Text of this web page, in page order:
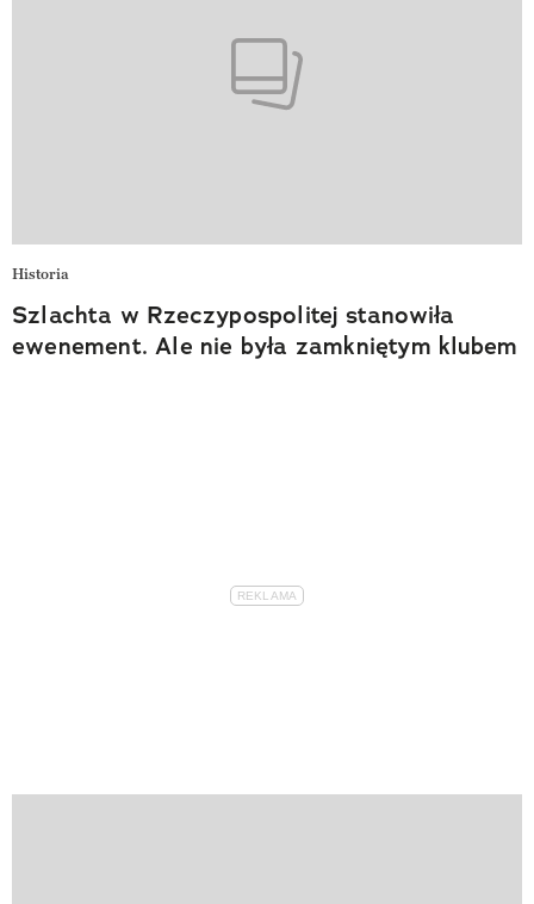
Historia
Szlachta w Rzeczypospolitej stanowiła
ewenement. Ale nie była zamkniętym klubem